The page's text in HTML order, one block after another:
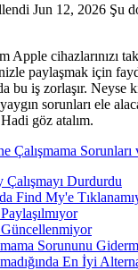
Jun 12, 2026 Şu
Apple cihazlarınızı
paylaşmak için
bu iş zorlaşır.
sorunları ele
göz atalım.
Çalışmama Sorunları
Durdurdu
Find My'e
Sorununu
En İyi